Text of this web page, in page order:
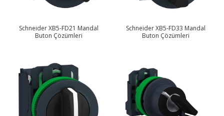
Schneider XB5-FD21 Mandal
Buton Çözümleri
Schneider XB5-FD33 Mandal
Buton Çözümleri